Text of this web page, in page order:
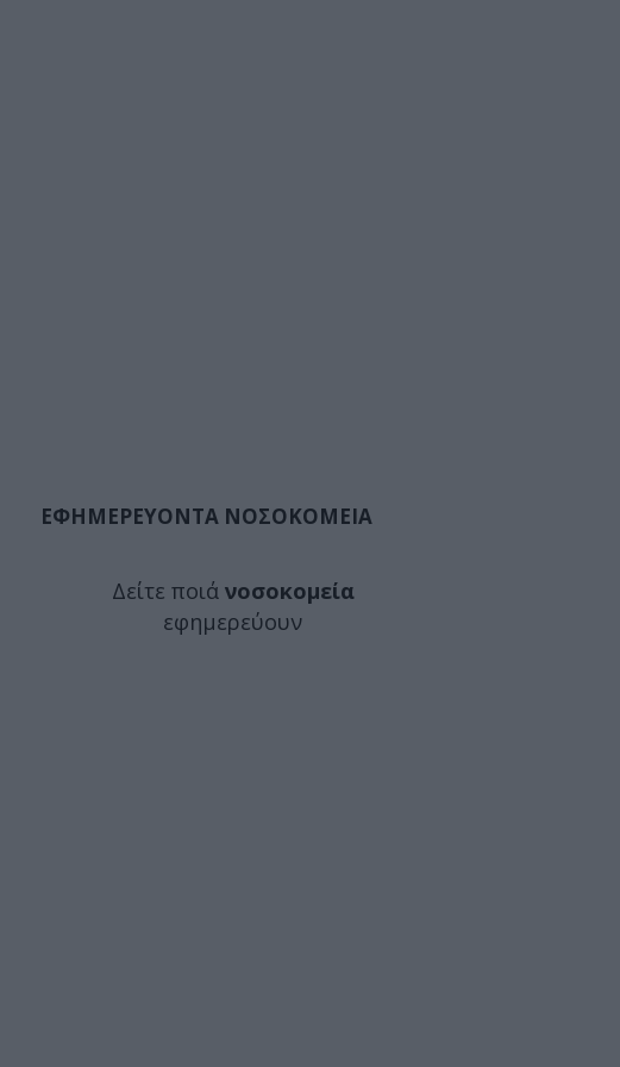
ΕΦΗΜΕΡΕΥΟΝΤΑ ΝΟΣΟΚΟΜΕΙΑ
Δείτε ποιά νοσοκομεία
εφημερεύουν